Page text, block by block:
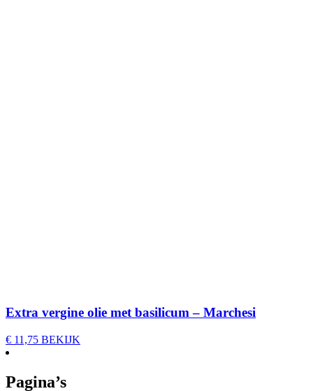
Extra vergine olie met basilicum – Marchesi
€ 11,75 BEKIJK
Pagina’s